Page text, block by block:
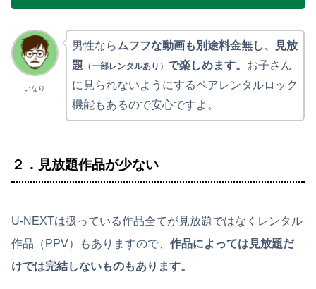
いなり
男性ならムフフな動画も別途料金無し、見放
題 （一部レンタルあり） で楽しめます。 お子さん
に見られないようにするペアレンタルロック
機能もあるので安心ですよ。
２．見放題作品が少ない
U-NEXTは扱っている作品全てが見放題ではなくレンタル
作品（PPV）もありますので、 作品によっては見放題だ
けでは完結しないものもあります。